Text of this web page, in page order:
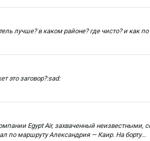
лучше? в каком районе? где чисто? и как
это заговор?:sad:
Egypt Air, захваченный неизвестными,
по маршруту Александрия — Каир. На борту...